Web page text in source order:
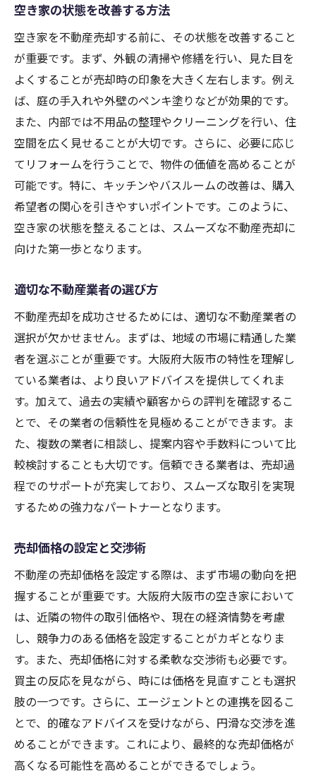
売却プロセスの完全ガイド
トラブルを避けるための注意点
法的手続きと契約の詳細
コミュニケーションと透明性の重要性
売却後のフォローアップサービス
大阪市エリアで空き家売却成功のためのポイン
ト集
空き家売却の成功事例分析
売却成功の鍵となる要素
買主の視点を理解する
価格交渉のテクニック
売却期間の短縮方法
不動産売却で空き家をチャンスに大阪市での実
例
成功した事例から学ぶ空き家売却
空き家を活用した新事業の可能性
地域社会への貢献と連携
実際の売却プロセスの紹介
売却後のコミュニティ発展事例
持続可能な不動産活用の実践
れ
不動産査定の進め方と注意点
購入希望者の具体的な探し方
交渉と契約の進め方
引き渡しまでの流れと準備
売却後の税務手続きと管理
空き家の状態を改善する方法
空き家を不動産売却する前に、その状態を改善すること
が重要です。まず、外観の清掃や修繕を行い、見た目を
よくすることが売却時の印象を大きく左右します。例え
ば、庭の手入れや外壁のペンキ塗りなどが効果的です。
また、内部では不用品の整理やクリーニングを行い、住
空間を広く見せることが大切です。さらに、必要に応じ
てリフォームを行うことで、物件の価値を高めることが
可能です。特に、キッチンやバスルームの改善は、購入
希望者の関心を引きやすいポイントです。このように、
空き家の状態を整えることは、スムーズな不動産売却に
向けた第一歩となります。
適切な不動産業者の選び方
不動産売却を成功させるためには、適切な不動産業者の
選択が欠かせません。まずは、地域の市場に精通した業
者を選ぶことが重要です。大阪府大阪市の特性を理解し
ている業者は、より良いアドバイスを提供してくれま
す。加えて、過去の実績や顧客からの評判を確認するこ
とで、その業者の信頼性を見極めることができます。ま
た、複数の業者に相談し、提案内容や手数料について比
較検討することも大切です。信頼できる業者は、売却過
程でのサポートが充実しており、スムーズな取引を実現
するための強力なパートナーとなります。
売却価格の設定と交渉術
不動産の売却価格を設定する際は、まず市場の動向を把
握することが重要です。大阪府大阪市の空き家において
は、近隣の物件の取引価格や、現在の経済情勢を考慮
し、競争力のある価格を設定することがカギとなりま
す。また、売却価格に対する柔軟な交渉術も必要です。
買主の反応を見ながら、時には価格を見直すことも選択
肢の一つです。さらに、エージェントとの連携を図るこ
とで、的確なアドバイスを受けながら、円滑な交渉を進
めることができます。これにより、最終的な売却価格が
高くなる可能性を高めることができるでしょう。